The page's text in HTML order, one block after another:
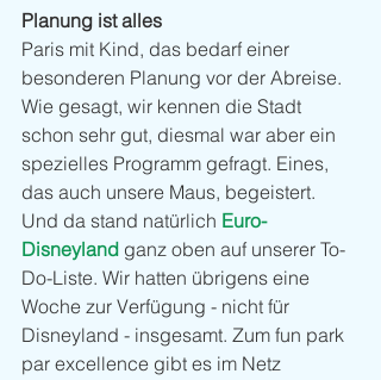
Planung ist alles
Paris mit Kind, das bedarf einer
besonderen Planung vor der Abreise.
Wie gesagt, wir kennen die Stadt
schon sehr gut, diesmal war aber ein
spezielles Programm gefragt. Eines,
das auch unsere Maus, begeistert.
Und da stand natürlich Euro-
Disneyland ganz oben auf unserer To-
Do-Liste. Wir hatten übrigens eine
Woche zur Verfügung - nicht für
Disneyland - insgesamt. Zum fun park
par excellence gibt es im Netz